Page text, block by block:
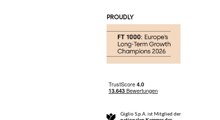
PROUDLY
Giglio S.p.A. ist Mitglied der